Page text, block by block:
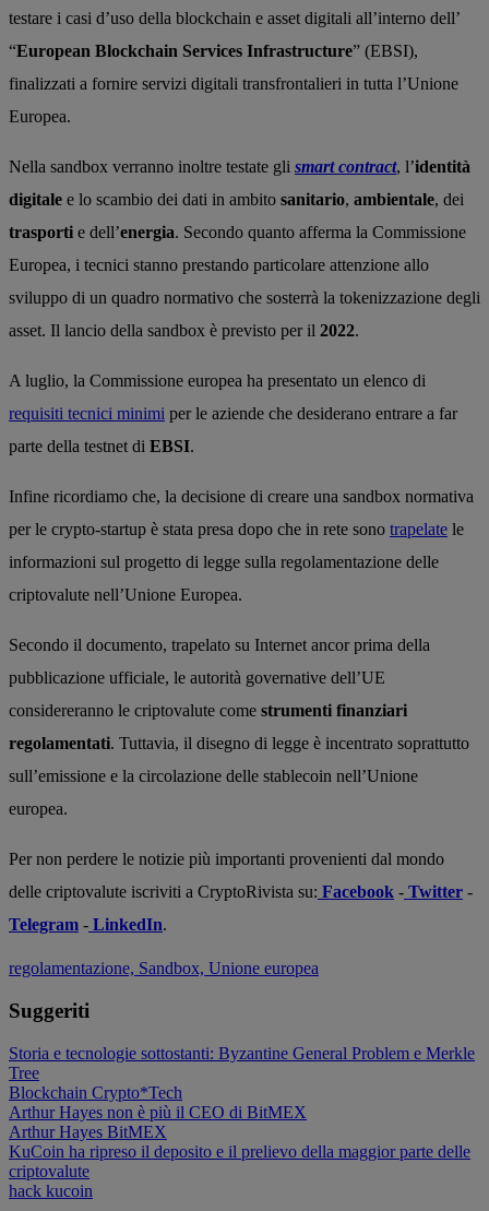
testare i casi d’uso della blockchain e asset digitali all’interno dell’
“European Blockchain Services Infrastructure” (EBSI),
finalizzati a fornire servizi digitali transfrontalieri in tutta l’Unione
Europea.
Nella sandbox verranno inoltre testate gli smart contract, l’identità
digitale e lo scambio dei dati in ambito sanitario, ambientale, dei
trasporti e dell’energia. Secondo quanto afferma la Commissione
Europea, i tecnici stanno prestando particolare attenzione allo
sviluppo di un quadro normativo che sosterrà la tokenizzazione degli
asset. Il lancio della sandbox è previsto per il 2022.
A luglio, la Commissione europea ha presentato un elenco di
requisiti tecnici minimi per le aziende che desiderano entrare a far
parte della testnet di EBSI.
Infine ricordiamo che, la decisione di creare una sandbox normativa
per le crypto-startup è stata presa dopo che in rete sono trapelate le
informazioni sul progetto di legge sulla regolamentazione delle
criptovalute nell’Unione Europea.
Secondo il documento, trapelato su Internet ancor prima della
pubblicazione ufficiale, le autorità governative dell’UE
considereranno le criptovalute come strumenti finanziari
regolamentati. Tuttavia, il disegno di legge è incentrato soprattutto
sull’emissione e la circolazione delle stablecoin nell’Unione
europea.
Per non perdere le notizie più importanti provenienti dal mondo
delle criptovalute iscriviti a CryptoRivista su: Facebook - Twitter -
Telegram - LinkedIn.
regolamentazione, Sandbox, Unione europea
Suggeriti
Storia e tecnologie sottostanti: Byzantine General Problem e Merkle
Tree
Blockchain Crypto*Tech
Arthur Hayes non è più il CEO di BitMEX
Arthur Hayes BitMEX
KuCoin ha ripreso il deposito e il prelievo della maggior parte delle
criptovalute
hack kucoin